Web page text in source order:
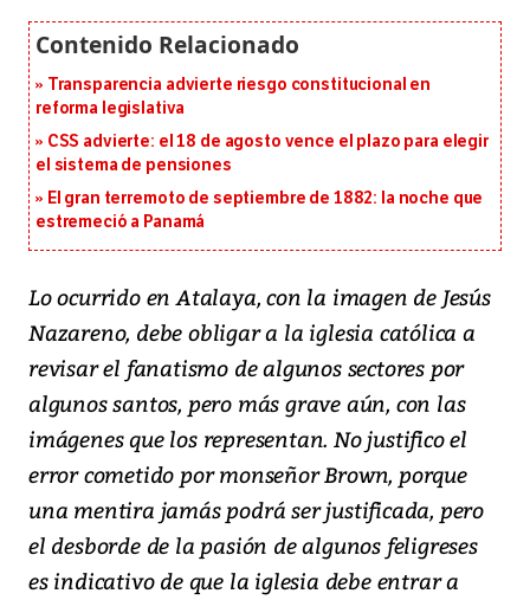
Transparencia advierte riesgo constitucional en
reforma legislativa
CSS advierte: el 18 de agosto vence el plazo para elegir
el sistema de pensiones
El gran terremoto de septiembre de 1882: la noche que
estremeció a Panamá
Lo ocurrido en Atalaya, con la imagen de Jesús
Nazareno, debe obligar a la iglesia católica a
revisar el fanatismo de algunos sectores por
algunos santos, pero más grave aún, con las
imágenes que los representan. No justifico el
error cometido por monseñor Brown, porque
una mentira jamás podrá ser justificada, pero
el desborde de la pasión de algunos feligreses
es indicativo de que la iglesia debe entrar a